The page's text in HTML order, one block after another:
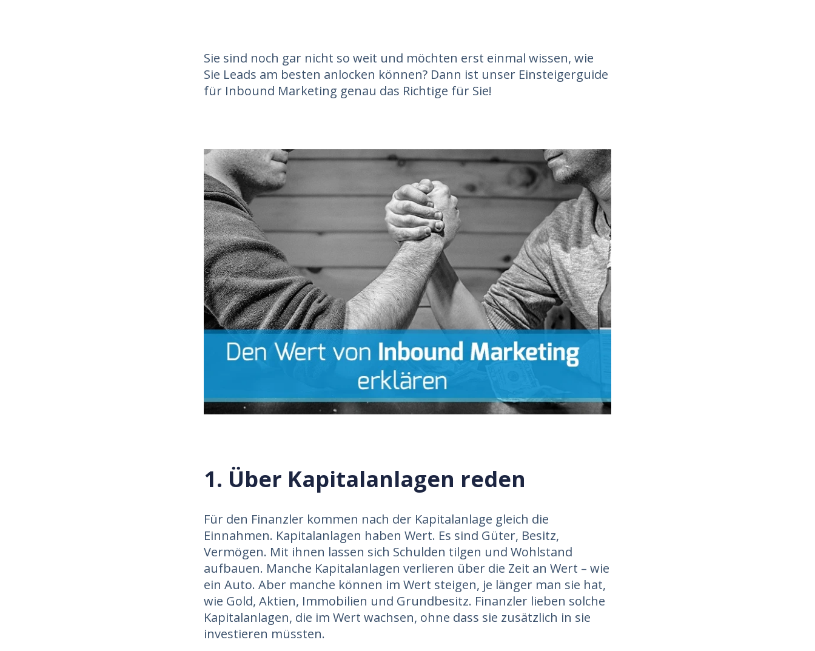
Sie sind noch gar nicht so weit und möchten erst einmal wissen, wie
Sie Leads am besten anlocken können? Dann ist unser Einsteigerguide
für Inbound Marketing genau das Richtige für Sie!
1. Über Kapitalanlagen reden
Für den Finanzler kommen nach der Kapitalanlage gleich die
Einnahmen. Kapitalanlagen haben Wert. Es sind Güter, Besitz,
Vermögen. Mit ihnen lassen sich Schulden tilgen und Wohlstand
aufbauen. Manche Kapitalanlagen verlieren über die Zeit an Wert – wie
ein Auto. Aber manche können im Wert steigen, je länger man sie hat,
wie Gold, Aktien, Immobilien und Grundbesitz. Finanzler lieben solche
Kapitalanlagen, die im Wert wachsen, ohne dass sie zusätzlich in sie
investieren müssten.